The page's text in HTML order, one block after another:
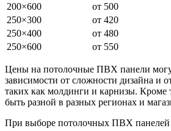
200×600
от 500
250×300
от 420
250×400
от 480
250×600
от 550
Цены на потолочные ПВХ панели
зависимости от сложности дизайна и
таких как молдинги и карнизы. Кроме
быть разной в разных регионах и
При выборе потолочных ПВХ панелей